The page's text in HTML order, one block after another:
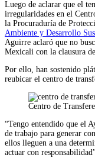
Luego de aclarar que el
irregularidades en el
la Procuraduría de
Ambiente y Desarrollo
Aguirre aclaró que no
Mexicali con la clausura
Por ello, han sostenido
reubicar el centro de
Centro de
“Tengo entendido que el
de trabajo para generar
ellos lleguen a una
actuar con